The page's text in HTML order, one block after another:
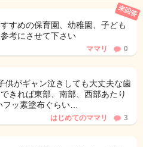
すめの保育園、幼稚園、子ども
考にさせて下さい
未回答
ママリ 0
供がギャン泣きしても大丈夫な歯
きれば東部、南部、西部あたり
ッ素塗布ぐらい…
はじめてのママリ 3